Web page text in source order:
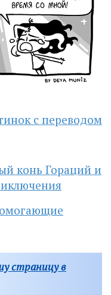
с переводом
конь Гораций и
страницу в